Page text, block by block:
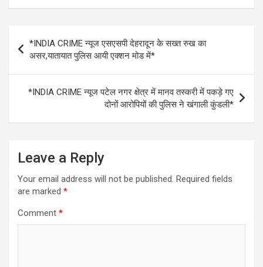
navigation
*INDIA CRIME न्यूज एसएसपी देहरादून के सख्त रुख का
असर,यातायात पुलिस आयी एक्शन मोड में*
*INDIA CRIME न्यूज पटेल नगर क्षेत्र में मानव तस्करी में पकड़े गए
दोनों आरोपियों की पुलिस ने खंगाली कुंडली*
Leave a Reply
Your email address will not be published. Required fields
are marked *
Comment *